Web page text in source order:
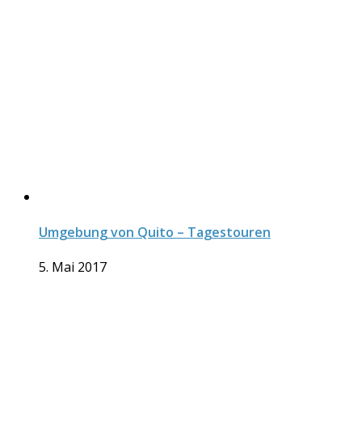
Umgebung von Quito – Tagestouren
5. Mai 2017